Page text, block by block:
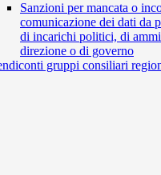
Sanzioni per mancata o
comunicazione dei dati da
di incarichi politici, di
direzione o di governo
gruppi consiliari